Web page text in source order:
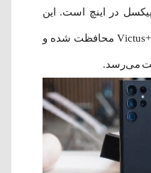
با تراکم پیکسلی 500 پیکسل در اینچ است. این
صفحه‌ نمایش با گوریلا گلس +Victus محافظت شده و